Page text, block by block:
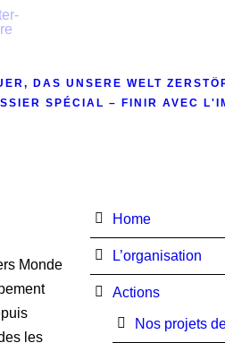
DAS UNSERE WELT
SPÉCIAL – FINIR AVEC
Monde
les
Home
L’organisation
Actions
Nos projets